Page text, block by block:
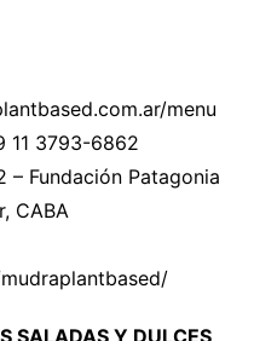
menu
11 3793-6862
– Fundación Patagonia
CABA
SALADAS Y DULCES